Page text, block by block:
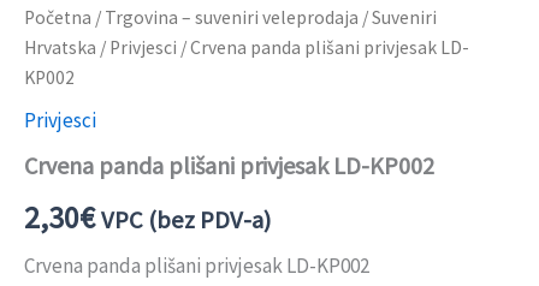
Početna / Trgovina – suveniri veleprodaja /Suveniri
Hrvatska / Privjesci / Crvena panda plišani privjesak LD-
KP002
Privjesci
Crvena panda plišani privjesak LD-KP002
2,30€VPC (bez PDV-a)
Crvena panda plišani privjesak LD-KP002